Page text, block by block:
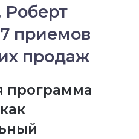
Роберт
приемов
продаж
программа